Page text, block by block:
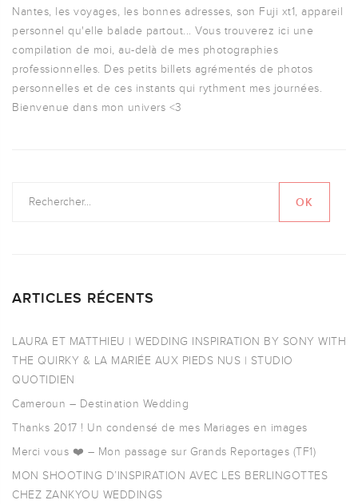
Nantes, les voyages, les bonnes adresses, son Fuji xt1, appareil
personnel qu'elle balade partout... Vous trouverez ici une
compilation de moi, au-delà de mes photographies
professionnelles. Des petits billets agrémentés de photos
personnelles et de ces instants qui rythment mes journées.
Bienvenue dans mon univers <3
ARTICLES RÉCENTS
LAURA ET MATTHIEU | WEDDING INSPIRATION BY SONY WITH
THE QUIRKY & LA MARIÉE AUX PIEDS NUS | STUDIO
QUOTIDIEN
Cameroun – Destination Wedding
Thanks 2017 ! Un condensé de mes Mariages en images
Merci vous ❤️ – Mon passage sur Grands Reportages (TF1)
MON SHOOTING D’INSPIRATION AVEC LES BERLINGOTTES
CHEZ ZANKYOU WEDDINGS